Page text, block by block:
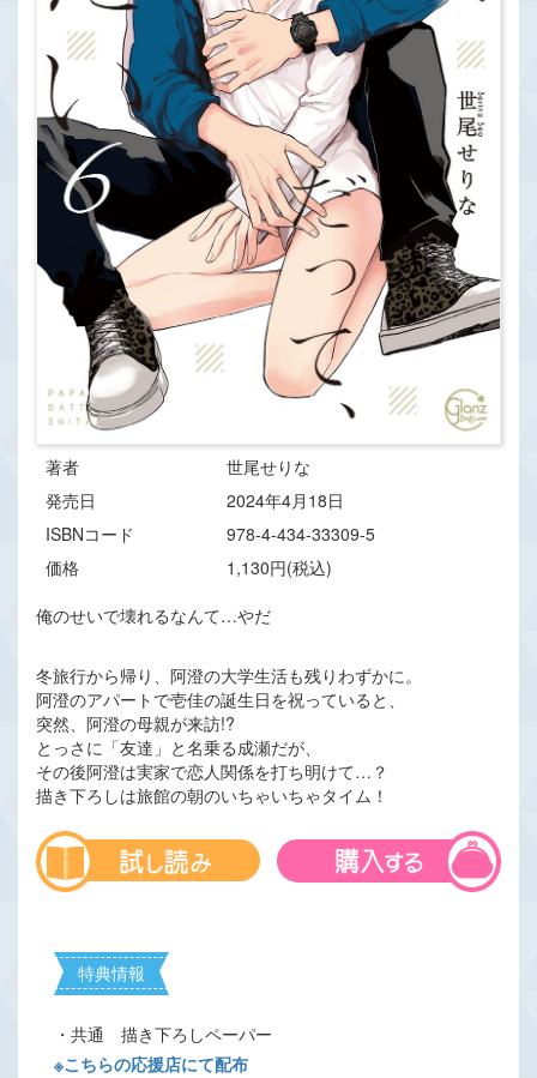
著者
世尾せりな
発売日
2024年4月18日
ISBNコード
978-4-434-33309-5
価格
1,130円(税込)
俺のせいで壊れるなんて…やだ
冬旅行から帰り、阿澄の大学生活も残りわずかに。
阿澄のアパートで壱佳の誕生日を祝っていると、
突然、阿澄の母親が来訪!?
とっさに「友達」と名乗る成瀬だが、
その後阿澄は実家で恋人関係を打ち明けて…？
描き下ろしは旅館の朝のいちゃいちゃタイム！
特典情報
・共通 描き下ろしペーパー
※こちらの応援店にて配布